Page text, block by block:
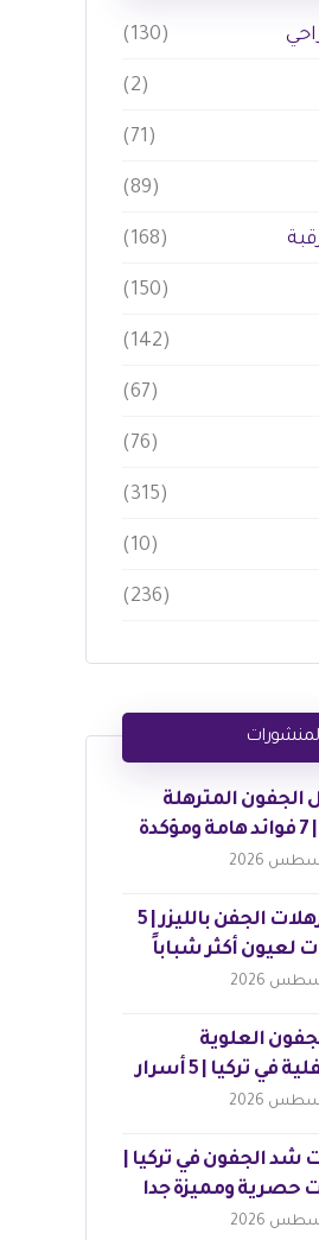
(130)
(2)
(71)
(89)
(168)
(150)
(142)
(67)
(76)
(315)
(10)
(236)
الجفون المترهلة
شد ترهلات الجفن بالليزر | 5
لعيون أكثر شباباً
العلوية
والسفلية في تركيا | 5 أسرار
مثالية
شد الجفون في تركيا |